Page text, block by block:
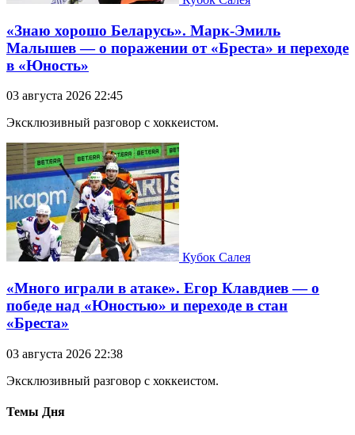
«Знаю хорошо Беларусь». Марк-Эмиль
Малышев — о поражении от «Бреста» и переходе
в «Юность»
03 августа 2026 22:45
Эксклюзивный разговор с хоккеистом.
Кубок Салея
«Много играли в атаке». Егор Клавдиев — о
победе над «Юностью» и переходе в стан
«Бреста»
03 августа 2026 22:38
Эксклюзивный разговор с хоккеистом.
Темы Дня